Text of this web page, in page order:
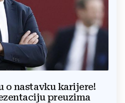
o nastavku karijere!
preuzima